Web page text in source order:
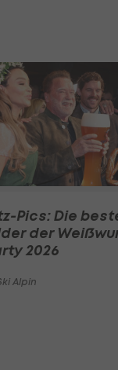
Pics: Die
der
2026
Alpin